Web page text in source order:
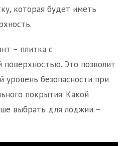
которая будет иметь
– плитка с
поверхностью. Это позволит
уровень безопасности при
покрытия. Какой
выбрать для лоджии –